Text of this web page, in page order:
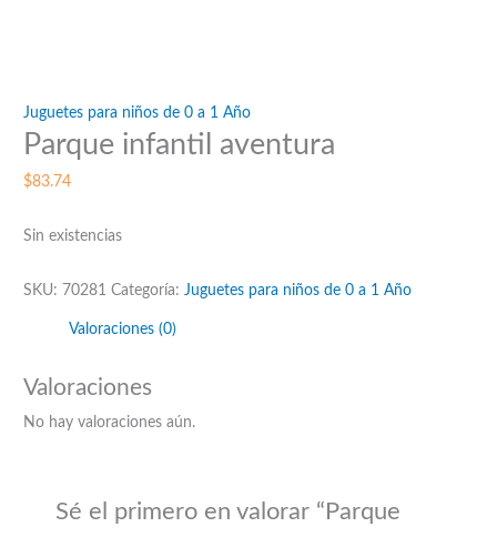
Juguetes para niños de 0 a 1 Año
Parque infantil aventura
$83.74
Sin existencias
SKU: 70281 Categoría:Juguetes para niños de 0 a 1 Año
Valoraciones (0)
Valoraciones
No hay valoraciones aún.
Sé el primero en valorar “Parque